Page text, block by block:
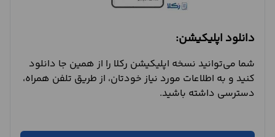
دانلود اپلیکیشن:
شما می‌توانید نسخه اپلیکیشن رکلا را از همین جا دانلود
کنید و به اطلاعات مورد نیاز خودتان، از طریق تلفن همراه،
دسترسی داشته باشید.